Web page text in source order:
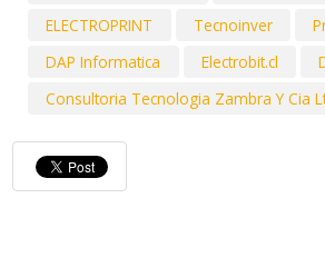
ELECTROPRINT
Tecnoinver
DAP Informatica
Electrobit.cl
Consultoria Tecnologia Zambra Y Cia